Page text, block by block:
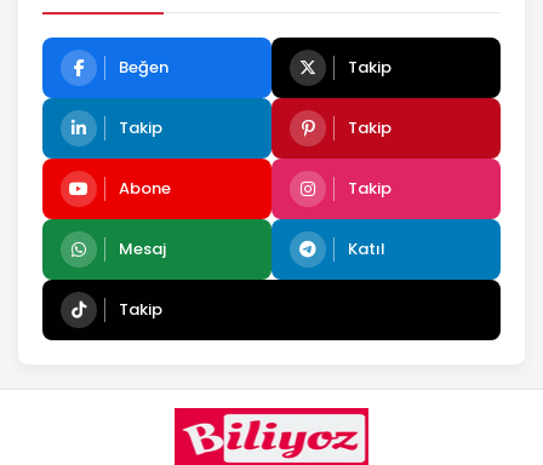
Beğen Takip
Takip Takip
Abone Takip
Mesaj Katıl
Takip